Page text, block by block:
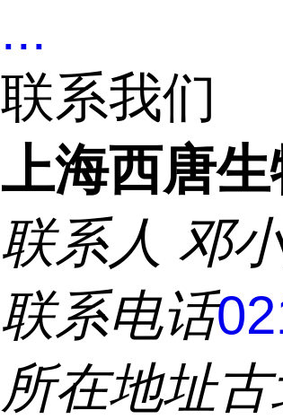
...
联系我们
上海西唐
联系人 邓
联系电话
所在地址古